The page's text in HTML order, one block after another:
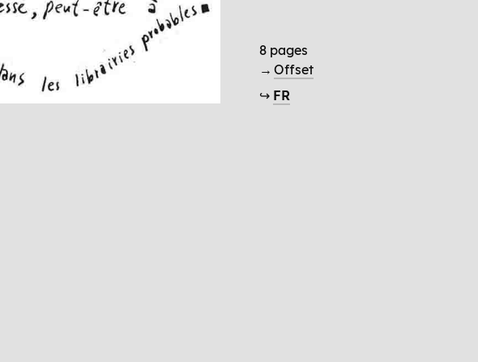
8 pages
→Offset
↪ FR